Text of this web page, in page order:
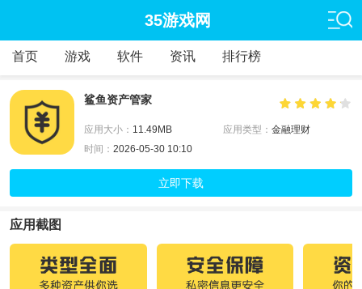
35游戏网
首页 游戏 软件 资讯 排行榜
鲨鱼资产管家
应用大小： 11.49MB 应用类型： 金融理财
时间： 2026-05-30 10:10
立即下载
应用截图